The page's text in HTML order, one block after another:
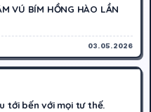
VÚ BÍM HỒNG HÀO LẦN
03.05.2026
tới bến với mọi tư thế.